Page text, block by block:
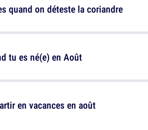
tu es né(e) en Août
quand on déteste la coriandre
en vacances en août